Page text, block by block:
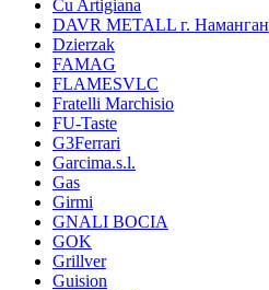
Cu Artigiana
DAVR METALL г. Наманган
Dzierzak
FAMAG
FLAMESVLC
Fratelli Marchisio
FU-Taste
G3Ferrari
Garcima.s.l.
Gas
Girmi
GNALI BOCIA
GOK
Grillver
Guision